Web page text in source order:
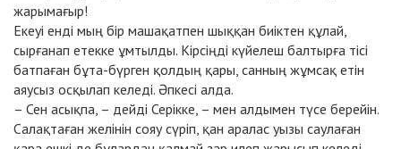
жарымағыр!
Екеуі енді мың бір машақатпен шыққан биіктен құлай,
сырғанап етекке ұмтылды. Кірсіңді күйелеш балтырға тісі
батпаған бұта-бүрген қолдың қары, санның жұмсақ етін
аяусыз осқылап келеді. Әпкесі алда.
– Сен асықпа, – дейді Серікке, – мен алдымен түсе берейін.
Салақтаған желінін сояу сүріп, қан аралас уызы саулаған